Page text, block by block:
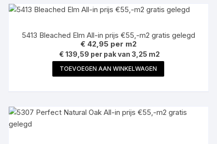
5413 Bleached Elm All-in prijs €55,-m2 gratis gelegd
€42,95per m2
€ 139,59 per pak van 3,25 m2
TOEVOEGEN AAN WINKELWAGEN